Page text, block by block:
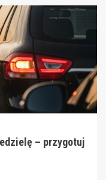
– przygotuj